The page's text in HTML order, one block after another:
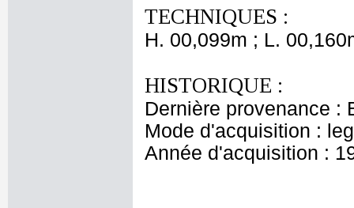
TECHNIQUES :
H. 00,099m ; L.
HISTORIQUE :
Dernière provenance :
Mode d'acquisition :
Année d'acquisition :